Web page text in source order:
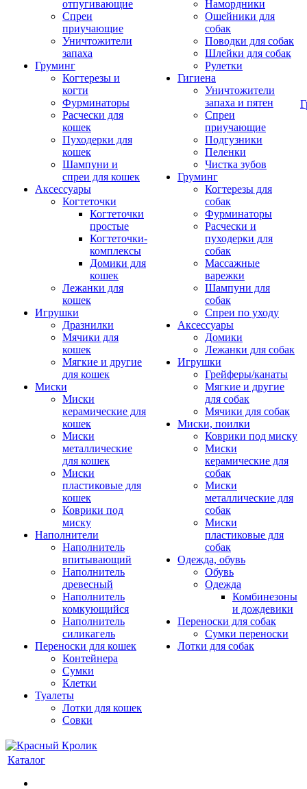
отпугивающие
Спреи
приучающие
Уничтожители
запаха
Груминг
Когтерезы и
когти
Фурминаторы
Расчески для
кошек
Пуходерки для
кошек
Шампуни и
спреи для кошек
Аксессуары
Когтеточки
Когтеточки
простые
Когтеточки-
комплексы
Домики для
кошек
Лежанки для
кошек
Игрушки
Дразнилки
Мячики для
кошек
Мягкие и другие
для кошек
Миски
Миски
керамические для
кошек
Миски
металлические
для кошек
Миски
пластиковые для
кошек
Коврики под
миску
Наполнители
Наполнитель
впитывающий
Наполнитель
древесный
Наполнитель
комкующийся
Наполнитель
силикагель
Переноски для кошек
Контейнера
Сумки
Клетки
Туалеты
Лотки для кошек
Совки
Намордники
Ошейники для
собак
Поводки для собак
Шлейки для собак
Рулетки
Гигиена
Уничтожители
запаха и пятен
Спреи
приучающие
Подгузники
Пеленки
Чистка зубов
Груминг
Когтерезы для
собак
Фурминаторы
Расчески и
пуходерки для
собак
Массажные
варежки
Шампуни для
собак
Спреи по уходу
Аксессуары
Домики
Лежанки для собак
Игрушки
Грейферы/канаты
Мягкие и другие
для собак
Мячики для собак
Миски, поилки
Коврики под миску
Миски
керамические для
собак
Миски
металлические для
собак
Миски
пластиковые для
собак
Одежда, обувь
Обувь
Одежда
Комбинезоны
и дождевики
Переноски для собак
Сумки переноски
Лотки для собак
Каталог